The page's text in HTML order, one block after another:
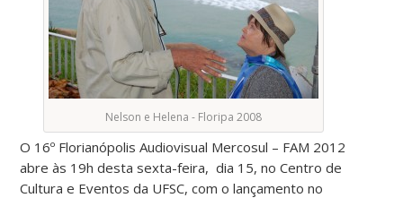
Nelson e Helena - Floripa 2008
O 16º Florianópolis Audiovisual Mercosul – FAM 2012
abre às 19h desta sexta-feira, dia 15, no Centro de
Cultura e Eventos da UFSC, com o lançamento no